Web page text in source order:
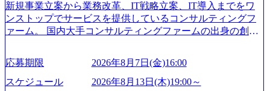
新規事業立案から業務改革、IT戦略立案、IT導入までをワ
ンストップでサービスを提供しているコンサルティングフ
ァーム。 国内大手コンサルティングファームの出身の創業
もっと自由に誠実に提案できる会社をつくりたい」「胸を
張って会社が好きだと言えるような家族的な組織をつくり
たい」という想いで会社を設立 PwC・アクセンチュアとい
応募期限
2026年8月7日(金)16:00
スケジュール
2026年8月13日(木)19:00～